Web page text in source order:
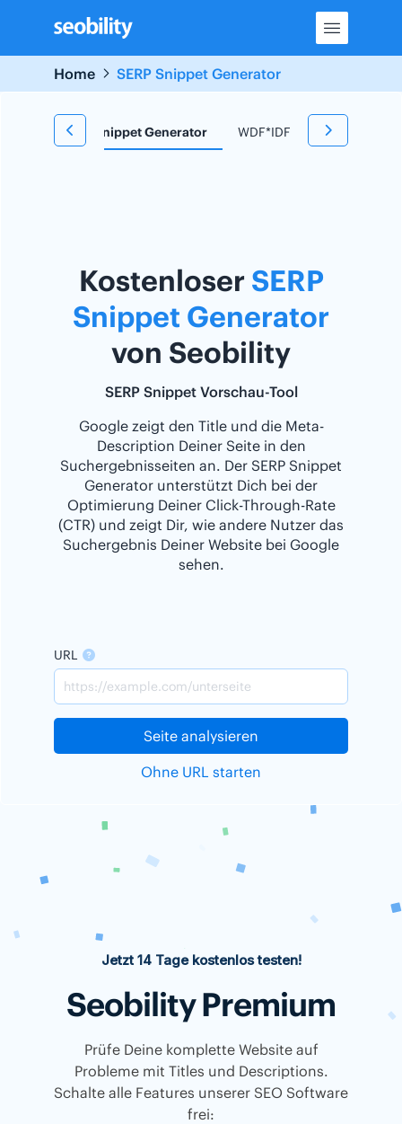
content
Home
SERP Snippet Generator
SERP Snippet Generator WDF*IDF Tool
Kostenloser SERP
Snippet Generator
von Seobility
SERP Snippet Vorschau-Tool
Google zeigt den Title und die Meta-
Description Deiner Seite in den
Suchergebnisseiten an. Der SERP Snippet
Generator unterstützt Dich bei der
Optimierung Deiner Click-Through-Rate
(CTR) und zeigt Dir, wie andere Nutzer das
Suchergebnis Deiner Website bei Google
sehen.
URL
Seite analysieren
Ohne URL starten
Jetzt 14 Tage kostenlos testen!
Seobility Premium
Prüfe Deine komplette Website auf
Probleme mit Titles und Descriptions.
Schalte alle Features unserer SEO Software
frei: